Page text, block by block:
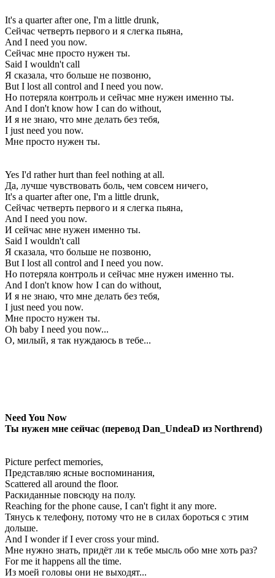
It's a quarter after one, I'm a little drunk,
Сейчас четверть первого и я слегка пьяна,
And I need you now.
Сейчас мне просто нужен ты.
Said I wouldn't call
Я сказала, что больше не позвоню,
But I lost all control and I need you now.
Но потеряла контроль и сейчас мне нужен именно ты.
And I don't know how I can do without,
И я не знаю, что мне делать без тебя,
I just need you now.
Мне просто нужен ты.
Yes I'd rather hurt than feel nothing at all.
Да, лучше чувствовать боль, чем совсем ничего,
It's a quarter after one, I'm a little drunk,
Сейчас четверть первого и я слегка пьяна,
And I need you now.
И сейчас мне нужен именно ты.
Said I wouldn't call
Я сказала, что больше не позвоню,
But I lost all control and I need you now.
Но потеряла контроль и сейчас мне нужен именно ты.
And I don't know how I can do without,
И я не знаю, что мне делать без тебя,
I just need you now.
Мне просто нужен ты.
Oh baby I need you now...
О, милый, я так нуждаюсь в тебе...
Need You Now
Ты нужен мне сейчас (перевод Dan_UndeaD из Northrend)
Picture perfect memories,
Представляю ясные воспоминания,
Scattered all around the floor.
Раскиданные повсюду на полу.
Reaching for the phone cause, I can't fight it any more.
Тянусь к телефону, потому что не в силах бороться с этим
дольше.
And I wonder if I ever cross your mind.
Мне нужно знать, придёт ли к тебе мысль обо мне хоть раз?
For me it happens all the time.
Из моей головы они не выходят...